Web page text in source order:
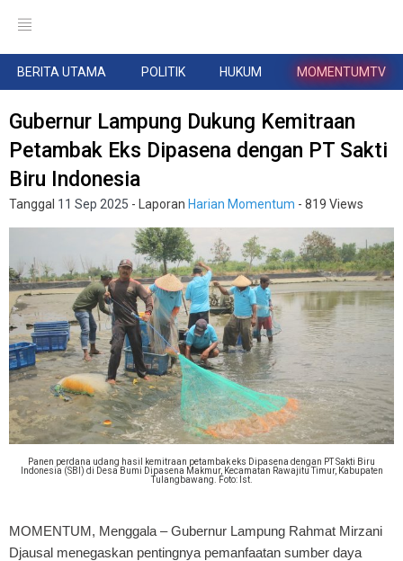
BERITA UTAMA POLITIK HUKUM MOMENTUMTV
Gubernur Lampung Dukung Kemitraan
Petambak Eks Dipasena dengan PT Sakti
Biru Indonesia
Tanggal 11 Sep 2025 - Laporan Harian Momentum - 819 Views
Panen perdana udang hasil kemitraan petambak eks Dipasena dengan PT Sakti Biru
Indonesia (SBI) di Desa Bumi Dipasena Makmur, Kecamatan Rawajitu Timur, Kabupaten
Tulangbawang. Foto: Ist.
MOMENTUM, Menggala – Gubernur Lampung Rahmat Mirzani
Djausal menegaskan pentingnya pemanfaatan sumber daya